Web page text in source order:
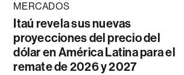
MERCADOS
Itaú revela sus nuevas
proyecciones del precio del
dólar en América Latina para el
remate de 2026 y 2027